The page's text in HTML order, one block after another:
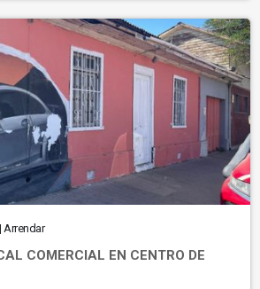
| Arrendar
COMERCIAL EN CENTRO DE